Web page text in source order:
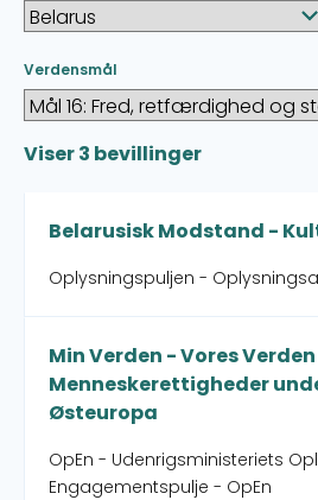
Verdensmål
Viser3 bevillinger
Belarusisk Modstand -
Oplysningspuljen -
Min Verden - Vores
Menneskerettigheder
Østeuropa
OpEn - Udenrigsministeriets
Engagementspulje - OpEn